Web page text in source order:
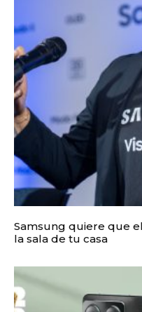
Samsung quiere que
la sala de tu casa